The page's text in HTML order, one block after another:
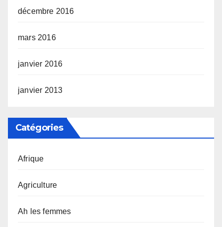
décembre 2016
mars 2016
janvier 2016
janvier 2013
Catégories
Afrique
Agriculture
Ah les femmes